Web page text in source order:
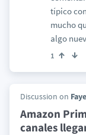
típico
mucho
algo
1
Discussion on
Amazon
canales